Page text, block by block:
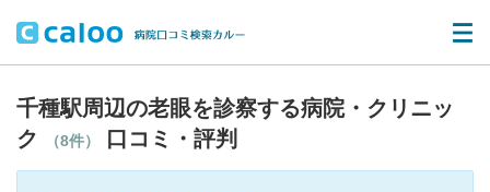
千種駅周辺の老眼を診察する病院・クリニッ
ク
（8件） 口コミ・評判